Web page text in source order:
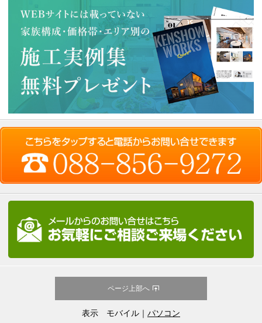
ページ上部へ
表示 モバイル｜ パソコン